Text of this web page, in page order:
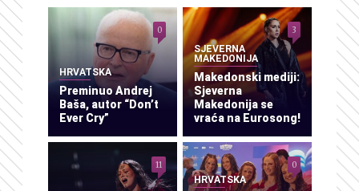
HRVATSKA
Preminuo Andrej
Baša, autor “Don’t
Ever Cry”
0
SJEVERNA
MAKEDONIJA
Makedonski mediji:
Sjeverna
Makedonija se
vraća na Eurosong!
3
11
HRVATSKA
0